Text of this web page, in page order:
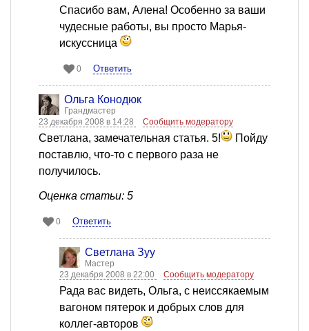
Спасибо вам, Алена! Особенно за ваши
чудесные работы, вы просто Марья-
искуссница
0 Ответить
Ольга Конодюк
Грандмастер
23 декабря 2008 в 14:28
Сообщить модератору
Светлана, замечательная статья. 5!
Пойду
поставлю, что-то с первого раза не
получилось.
Оценка статьи: 5
0 Ответить
Светлана Зуу
Мастер
23 декабря 2008 в 22:00
Сообщить модератору
Рада вас видеть, Ольга, с неиссякаемым
вагоном пятерок и добрых слов для
коллег-авторов